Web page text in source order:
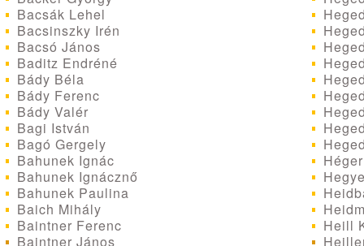
Bacsák Lehel
Bacsinszky Irén
Bacsó János
Baditz Endréné
Bády Béla
Bády Ferenc
Bády Valér
Bagi István
Bagó Gergely
Bahunek Ignác
Bahunek Ignácznő
Bahunek Paulina
Baich Mihály
Baintner Ferenc
Baintner János
Heill